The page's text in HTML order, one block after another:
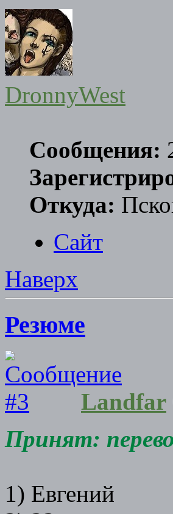
DronnyWest
Сообщения:
Откуда:
Сайт
Наверх
Резюме
Landfar
Принят:
1) Евгений